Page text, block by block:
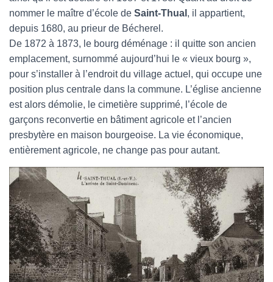
nommer le maître d’école de Saint-Thual , il appartient,
depuis 1680, au prieur de Bécherel.
De 1872 à 1873, le bourg déménage : il quitte son ancien
emplacement, surnommé aujourd’hui le « vieux bourg »,
pour s’installer à l’endroit du village actuel, qui occupe une
position plus centrale dans la commune. L’église ancienne
est alors démolie, le cimetière supprimé, l’école de
garçons reconvertie en bâtiment agricole et l’ancien
presbytère en maison bourgeoise. La vie économique,
entièrement agricole, ne change pas pour autant.